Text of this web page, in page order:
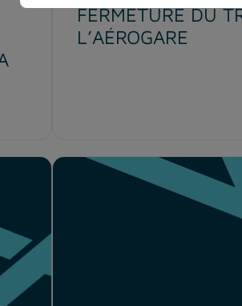
FERMETURE DU
L’AÉROGARE